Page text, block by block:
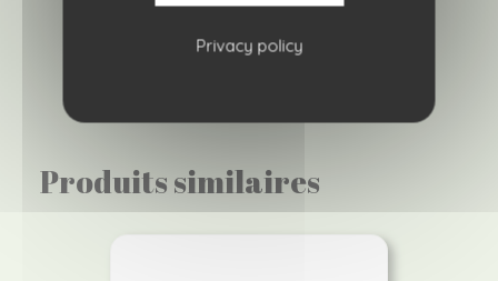
Ajouter à ma liste de courses
Produits similaires
Privacy policy